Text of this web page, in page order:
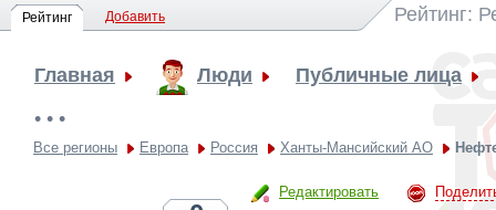
Рейтинг Добавить Рейтинг:
Главная Люди Публичные лица
• • •
Все регионы Европа Россия Ханты-Мансийский АО
Редактировать